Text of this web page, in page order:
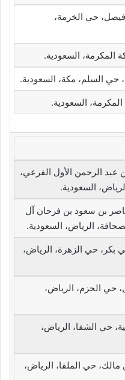
حي الخرمة،
المكرمة، السعودية.
حي السلم، مكة، السعودية.
السعودية.
الرحمن الأول الفرعي،
السعودية.
بن سعود بن فرحان آل
الرياض، السعودية.
بكر، حي الزهرة، الرياض،
حي الحزم، الرياض،
حي الشفا، الرياض،
حي الملقا، الرياض،